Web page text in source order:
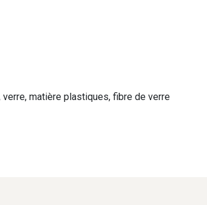
matière plastiques, fibre de verre